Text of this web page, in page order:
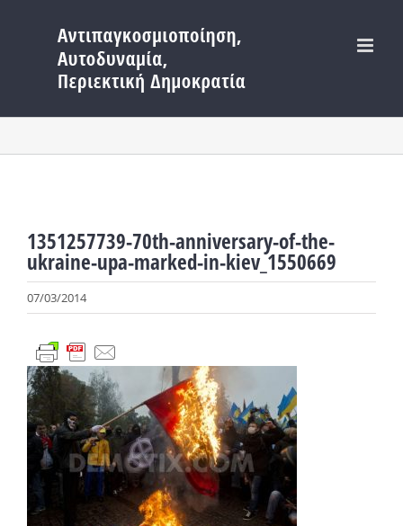
περιεχόμενο
1351257739-70th-anniversary-of-the-
ukraine-upa-marked-in-kiev_1550669
07/03/2014